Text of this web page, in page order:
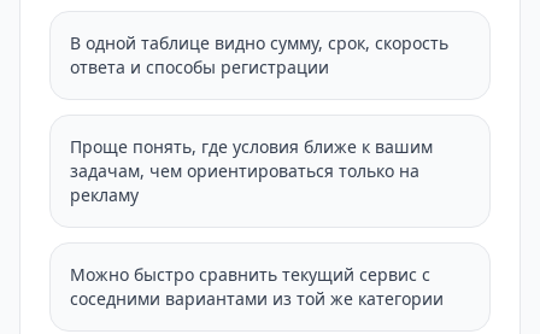
В одной таблице видно сумму, срок, скорость
ответа и способы регистрации
Проще понять, где условия ближе к вашим
задачам, чем ориентироваться только на
рекламу
Можно быстро сравнить текущий сервис с
соседними вариантами из той же категории